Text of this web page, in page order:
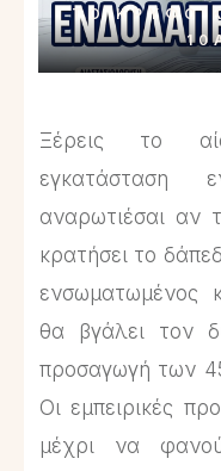
ΤΟ ΚΡΥΦΌ
Ξέρεις το
εγκατάσταση
αναρωτιέσαι αν
κρατήσει το
ενσωματωμένος
θα βγάλει τον
προσαγωγή των
Οι εμπειρικές
μέχρι να